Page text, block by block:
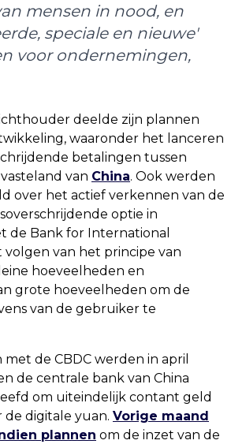
mensen in nood, en
speciale en nieuwe'
voor ondernemingen,
deelde zijn plannen
waaronder het lanceren
betalingen tussen
van China. Ook werden
over het actief verkennen van de
optie in
de Bank for International
van het principe van
hoeveelheden en
grote hoeveelheden om de
van de gebruiker te
de CBDC werden in april
de centrale bank van China
om uiteindelijk contant geld
digitale yuan. Vorige maand
plannen om de inzet van de